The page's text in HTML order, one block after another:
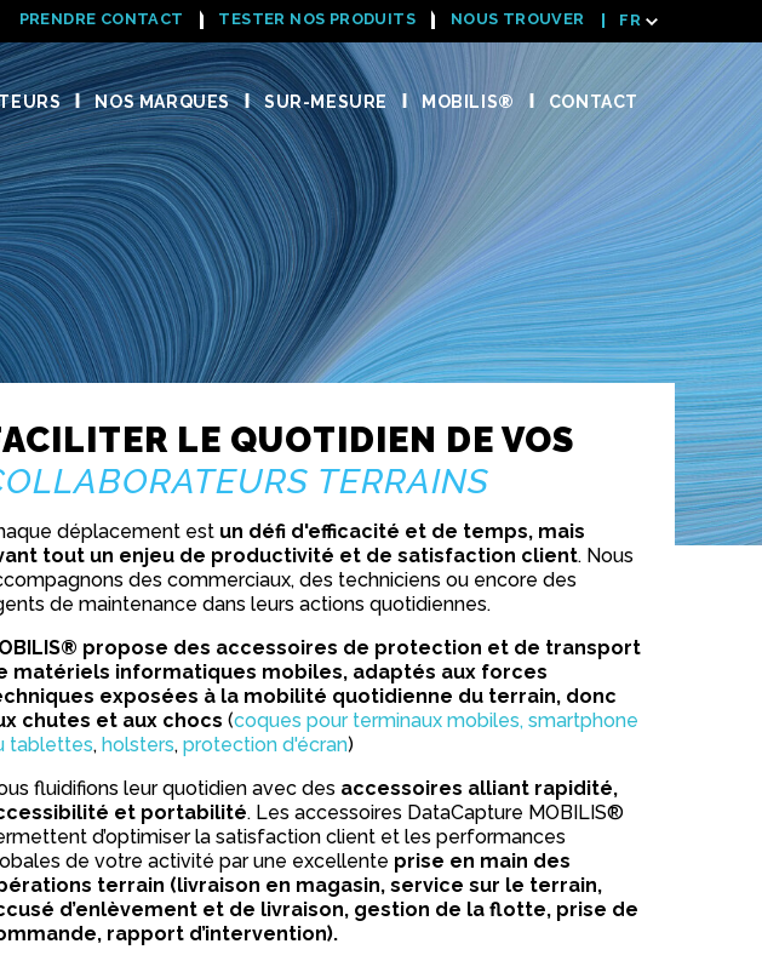
PRENDRE CONTACT TESTER NOS PRODUITS NOUS TROUVER FR
NOS MARQUES SUR-MESURE MOBILIS® CONTACT
LE QUOTIDIEN DE VOS
TERRAINS
déplacement est un défi d'efficacité et de temps, mais
tout un enjeu de productivité et de satisfaction client. Nous
des commerciaux, des techniciens ou encore des
de maintenance dans leurs actions quotidiennes.
propose des accessoires de protection et de transport
matériels informatiques mobiles, adaptés aux forces
exposées à la mobilité quotidienne du terrain, donc
chutes et aux chocs (coques pour terminaux mobiles, smartphone
tablettes, holsters, protection d'écran)
fluidifions leur quotidien avec des accessoires alliant rapidité,
et portabilité. Les accessoires DataCapture MOBILIS®
d’optimiser la satisfaction client et les performances
de votre activité par une excellente prise en main des
terrain (livraison en magasin, service sur le terrain,
d’enlèvement et de livraison, gestion de la flotte, prise de
rapport d’intervention).